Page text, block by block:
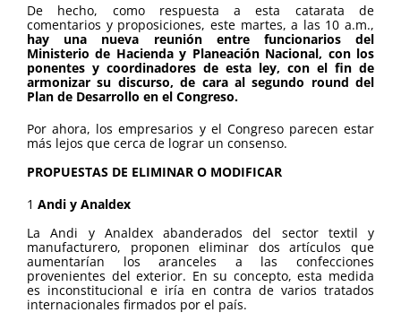
De hecho, como respuesta a esta catarata de
comentarios y proposiciones, este martes, a las 10 a.m.,
hay una nueva reunión entre funcionarios del
Ministerio de Hacienda y Planeación Nacional, con los
ponentes y coordinadores de esta ley, con el fin de
armonizar su discurso, de cara al segundo round del
Plan de Desarrollo en el Congreso.
Por ahora, los empresarios y el Congreso parecen estar
más lejos que cerca de lograr un consenso.
PROPUESTAS DE ELIMINAR O MODIFICAR
1 Andi y Analdex
La Andi y Analdex abanderados del sector textil y
manufacturero, proponen eliminar dos artículos que
aumentarían los aranceles a las confecciones
provenientes del exterior. En su concepto, esta medida
es inconstitucional e iría en contra de varios tratados
internacionales firmados por el país.